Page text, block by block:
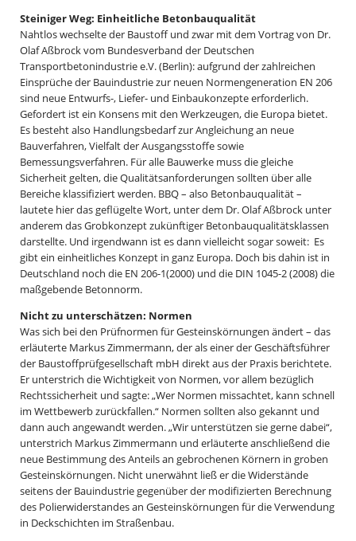
Steiniger Weg: Einheitliche Betonbauqualität
Nahtlos wechselte der Baustoff und zwar mit dem Vortrag von Dr.
Olaf Aßbrock vom Bundesverband der Deutschen
Transportbetonindustrie e.V. (Berlin): aufgrund der zahlreichen
Einsprüche der Bauindustrie zur neuen Normengeneration EN 206
sind neue Entwurfs-, Liefer- und Einbaukonzepte erforderlich.
Gefordert ist ein Konsens mit den Werkzeugen, die Europa bietet.
Es besteht also Handlungsbedarf zur Angleichung an neue
Bauverfahren, Vielfalt der Ausgangsstoffe sowie
Bemessungsverfahren. Für alle Bauwerke muss die gleiche
Sicherheit gelten, die Qualitätsanforderungen sollten über alle
Bereiche klassifiziert werden. BBQ – also Betonbauqualität –
lautete hier das geflügelte Wort, unter dem Dr. Olaf Aßbrock unter
anderem das Grobkonzept zukünftiger Betonbauqualitätsklassen
darstellte. Und irgendwann ist es dann vielleicht sogar soweit: Es
gibt ein einheitliches Konzept in ganz Europa. Doch bis dahin ist in
Deutschland noch die EN 206-1(2000) und die DIN 1045-2 (2008) die
maßgebende Betonnorm.
Nicht zu unterschätzen: Normen
Was sich bei den Prüfnormen für Gesteinskörnungen ändert – das
erläuterte Markus Zimmermann, der als einer der Geschäftsführer
der Baustoffprüfgesellschaft mbH direkt aus der Praxis berichtete.
Er unterstrich die Wichtigkeit von Normen, vor allem bezüglich
Rechtssicherheit und sagte: „Wer Normen missachtet, kann schnell
im Wettbewerb zurückfallen.“ Normen sollten also gekannt und
dann auch angewandt werden. „Wir unterstützen sie gerne dabei“,
unterstrich Markus Zimmermann und erläuterte anschließend die
neue Bestimmung des Anteils an gebrochenen Körnern in groben
Gesteinskörnungen. Nicht unerwähnt ließ er die Widerstände
seitens der Bauindustrie gegenüber der modifizierten Berechnung
des Polierwiderstandes an Gesteinskörnungen für die Verwendung
in Deckschichten im Straßenbau.